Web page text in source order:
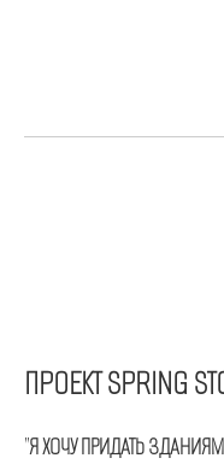
ПРОЕКТ SPRING
"Я ХОЧУ ПРИДАТЬ